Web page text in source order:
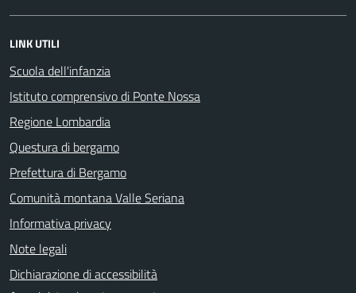
LINK UTILI
Scuola dell'infanzia
Istituto comprensivo di Ponte Nossa
Regione Lombardia
Questura di bergamo
Prefettura di Bergamo
Comunità montana Valle Seriana
Informativa privacy
Note legali
Dichiarazione di accessibilità